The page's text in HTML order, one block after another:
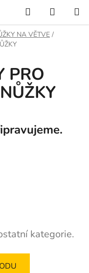
Hledat
KOŠÍK
NA VĚTVE /
PRO
kategorie.